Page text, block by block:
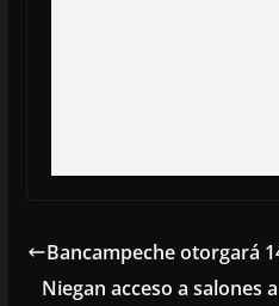
Bancampeche otorgará
Niegan acceso a salones